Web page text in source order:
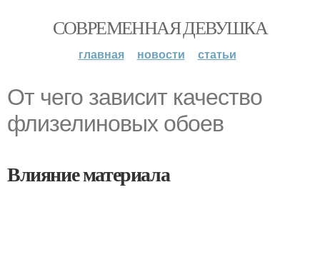
СОВРЕМЕННАЯ ДЕВУШКА
главная новости статьи
От чего зависит качество
флизелиновых обоев
Влияние материала